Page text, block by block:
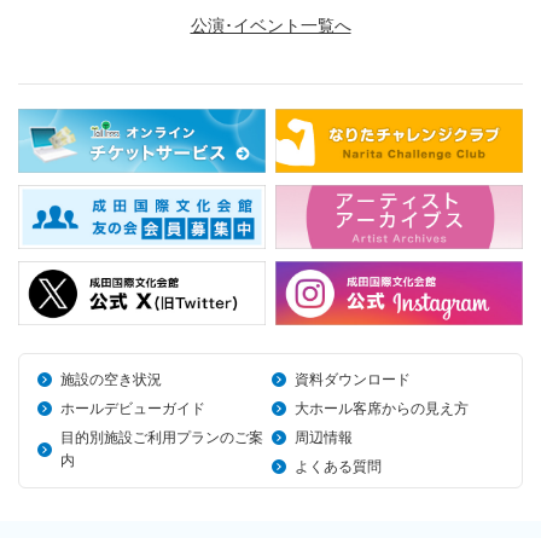
公演･イベント一覧へ
施設の空き状況
資料ダウンロード
ホールデビューガイド
大ホール客席からの見え方
目的別施設ご利用プランのご案
内
周辺情報
よくある質問